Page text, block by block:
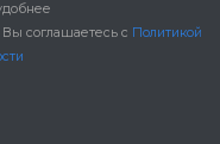
Вы соглашаетесь с Политикой